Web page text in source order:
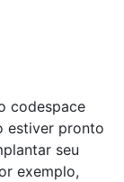
codespace
estiver pronto
seu
exemplo,